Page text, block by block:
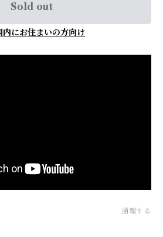
Sold out
内にお住まいの方向け
通報する